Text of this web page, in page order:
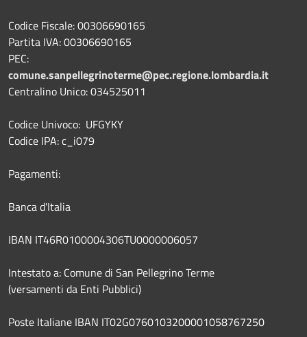
Codice Fiscale: 00306690165
Partita IVA: 00306690165
PEC:
comune.sanpellegrinoterme@pec.regione.lombardia.it
Centralino Unico: 034525011
Codice Univoco: UFGYKY
Codice IPA: c_i079
Pagamenti:
Banca d'Italia
IBAN IT46R0100004306TU0000006057
Intestato a: Comune di San Pellegrino Terme
(versamenti da Enti Pubblici)
Poste Italiane IBAN IT02G0760103200001058767250